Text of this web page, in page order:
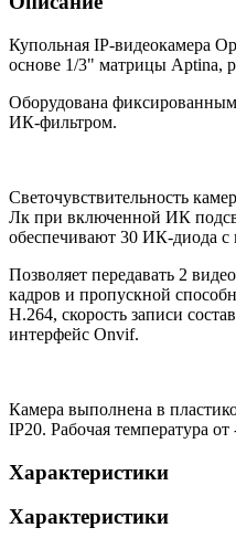
Купольная IP-видеокамера
основе 1/3" матрицы Aptina,
Оборудована
ИК-фильтром.
Светочувствительность
Лк при включенной ИК
обеспечивают 30 ИК-диода с
Позволяет передавать 2
кадров и пропускной
H.264, скорость записи
интерфейс Onvif.
Камера выполнена в
IP20. Рабочая температура
Характеристики
Характеристики